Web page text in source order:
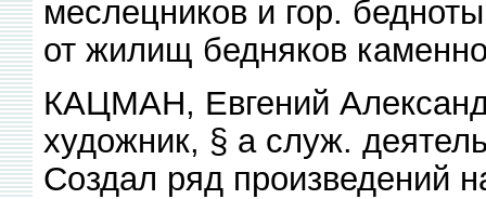
меслецников и гор.
от жилищ бедняков
КАЦМАН, Евгений
художник, § а служ.
Создал ряд произведений